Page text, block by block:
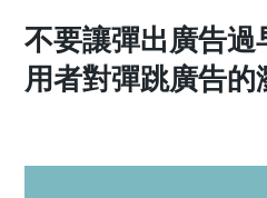
不要讓彈出廣告過
用者對彈跳廣告的